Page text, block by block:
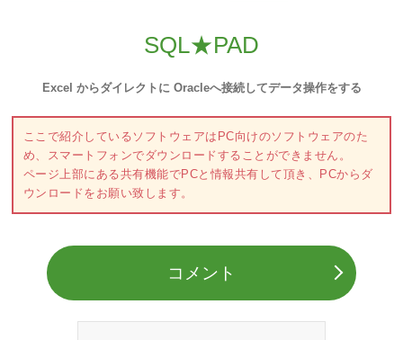
SQL★PAD
Excel からダイレクトに Oracleへ接続してデータ操作をする
ここで紹介しているソフトウェアはPC向けのソフトウェアのた
め、スマートフォンでダウンロードすることができません。
ページ上部にある共有機能でPCと情報共有して頂き、PCからダ
ウンロードをお願い致します。
コメント